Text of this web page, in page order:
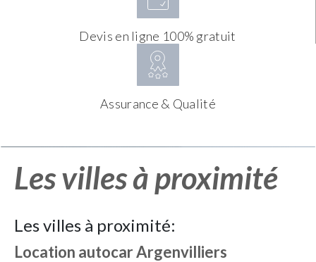
Devis en ligne 100% gratuit
Assurance & Qualité
Les villes à proximité
Les villes à proximité:
Location autocarArgenvilliers